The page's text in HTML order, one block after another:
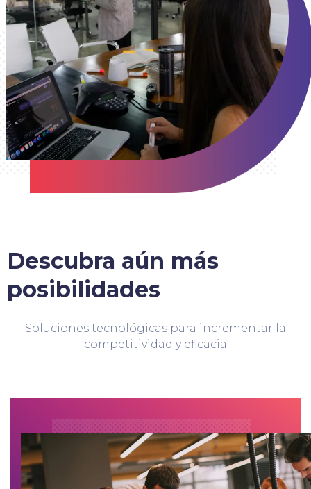
Descubra aún más
posibilidades
Soluciones tecnológicas para incrementar la
competitividad y eficacia